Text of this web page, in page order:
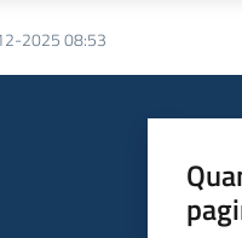
2025 08:53